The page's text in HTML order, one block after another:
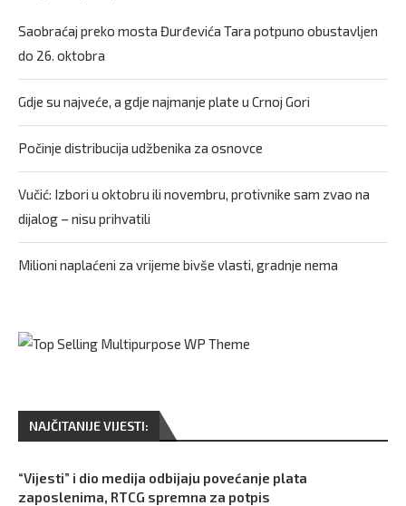
Saobraćaj preko mosta Đurđevića Tara potpuno obustavljen
do 26. oktobra
Gdje su najveće, a gdje najmanje plate u Crnoj Gori
Počinje distribucija udžbenika za osnovce
Vučić: Izbori u oktobru ili novembru, protivnike sam zvao na
dijalog – nisu prihvatili
Milioni naplaćeni za vrijeme bivše vlasti, gradnje nema
NAJČITANIJE VIJESTI:
“Vijesti” i dio medija odbijaju povećanje plata
zaposlenima, RTCG spremna za potpis